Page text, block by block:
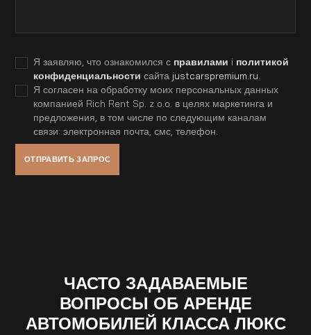
Я заявляю, что ознакомился с правилами i политикой
конфиденциальности сайта justcarspremium.ru
Я согласен на обработку моих персональных данных
компанией Rich Rent Sp. z o.o. в целях маркетинга и
предложения, в том числе по следующим каналам
связи: электронная почта, смс, телефон.
ЧАСТО ЗАДАВАЕМЫЕ
ВОПРОСЫ ОБ АРЕНДЕ
АВТОМОБИЛЕЙ КЛАССА ЛЮКС